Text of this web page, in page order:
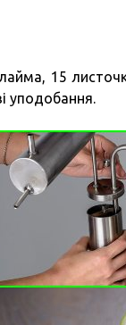
15
уподобання.